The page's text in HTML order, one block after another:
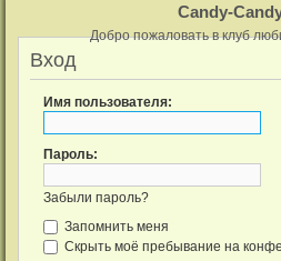
Candy-
Добро пожаловать в клуб
Вход
Имя пользователя:
Пароль:
Забыли пароль?
Запомнить меня
Скрыть моё пребывание на